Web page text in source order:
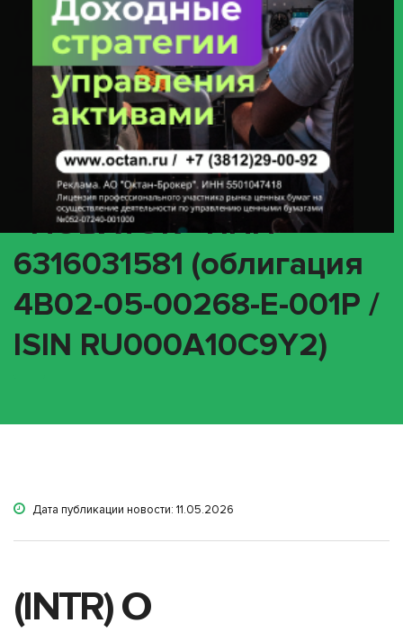
(INTR) О корпоративном
действии «Выплата
купонного дохода» с
ценными бумагами
эмитента ПАО
«НОВАТЭК» ИНН
6316031581 (облигация
4B02-05-00268-E-001P /
ISIN RU000A10C9Y2)
Дата публикации новости: 11.05.2026
(INTR) О